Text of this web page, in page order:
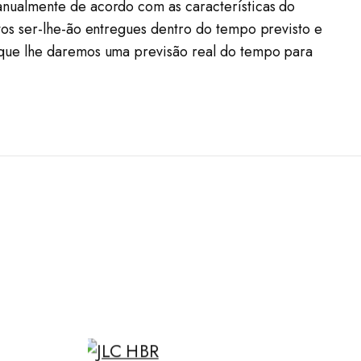
de acordo com as características do
ser-lhe-ão entregues dentro do tempo previsto e
lhe daremos uma previsão real do tempo para